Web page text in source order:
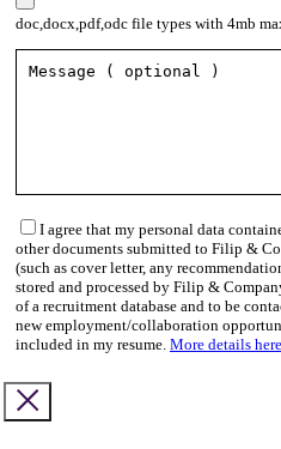
doc,docx,pdf,odc file types with 4mb
I agree that my personal data
other documents submitted to Filip &
(such as cover letter, any
stored and processed by Filip &
of a recruitment database and to be
new employment/collaboration
included in my resume. More details here.